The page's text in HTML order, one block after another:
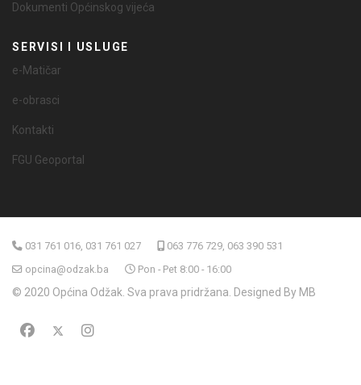
Dokumenti Općinskog vijeća
SERVISI I USLUGE
e-Matičar
e-obrasci
Kontakti
FGU Geoportal
031 761 016, 031 761 027
063 776 729, 063 390 531
opcina@odzak.ba
Pon - Pet 8:00 - 16:00
© 2020 Općina Odžak. Sva prava pridržana. Designed By MB